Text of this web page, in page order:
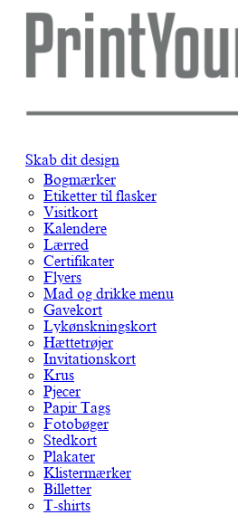
Skab dit design
Bogmærker
Etiketter til flasker
Visitkort
Kalendere
Lærred
Certifikater
Flyers
Mad og drikke menu
Gavekort
Lykønskningskort
Hættetrøjer
Invitationskort
Krus
Pjecer
Papir Tags
Fotobøger
Stedkort
Plakater
Klistermærker
Billetter
T-shirts